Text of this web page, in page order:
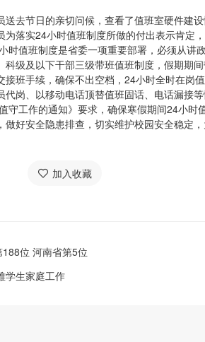
去节日的亲切问候，查看了值班室硬件建
落实24小时值班制度所做的付出表示肯定
时值班制度是省委一项重要部署，必须从讲
级及以下干部三级带班值班制度，假期期
班手续，确保不出空档，24小时全时在岗值
岗、以移动电话顶替值班固话、电话漏接
守工作的通知》要求，确保寒假期间24小时
好安全隐患排查，切实维护校园安全稳定
加入收藏
位 河南省第5位
学生家庭工作